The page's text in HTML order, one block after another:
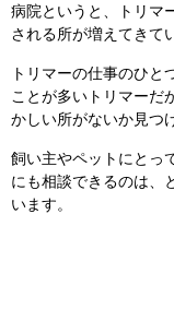
病院というと、トリマ
される所が増えてきて
トリマーの仕事のひと
ことが多いトリマーだ
かしい所がないか見つ
飼い主やペットにとっ
にも相談できるのは、
います。